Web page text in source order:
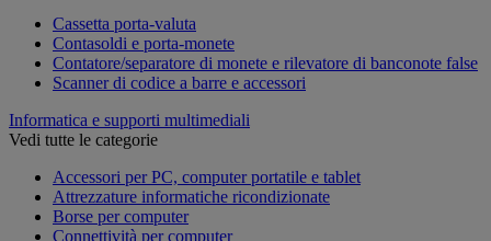
Cassetta porta-valuta
Contasoldi e porta-monete
Contatore/separatore di monete e rilevatore di banconote false
Scanner di codice a barre e accessori
Informatica e supporti multimediali
Vedi tutte le categorie
Accessori per PC, computer portatile e tablet
Attrezzature informatiche ricondizionate
Borse per computer
Connettività per computer